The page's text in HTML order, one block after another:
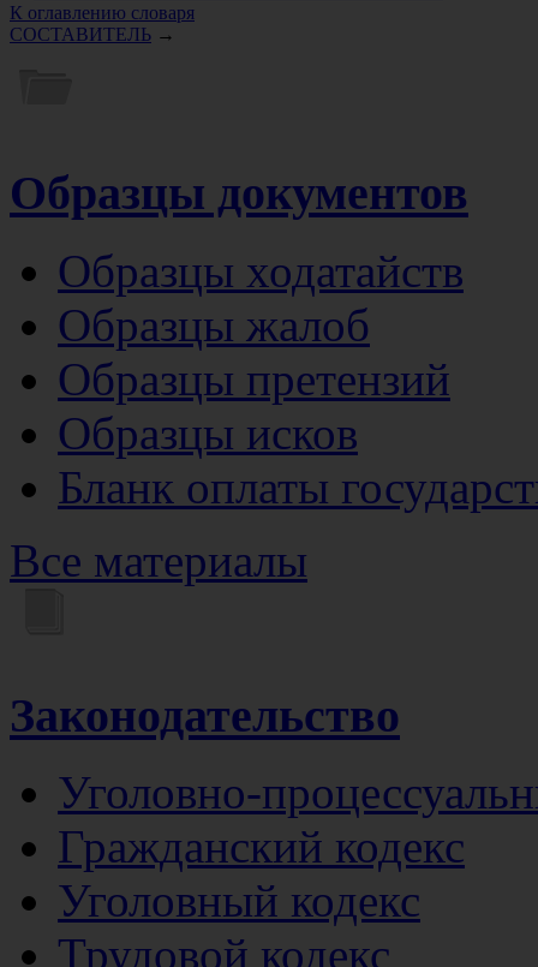
К оглавлению словаря
СОСТАВИТЕЛЬ →
Образцы документов
Образцы ходатайств
Образцы жалоб
Образцы претензий
Образцы исков
Бланк оплаты
Все материалы
Законодательство
Уголовно-
Гражданский кодекс
Уголовный кодекс
Трудовой кодекс